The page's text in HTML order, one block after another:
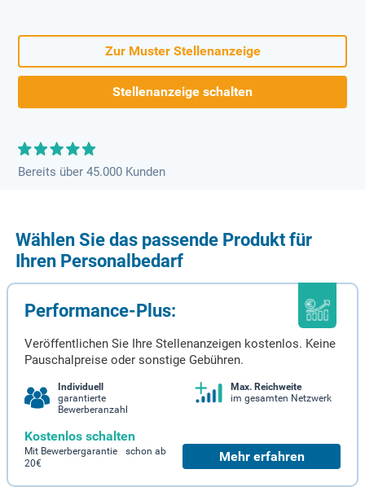
Zur Muster Stellenanzeige
Stellenanzeige schalten
Bereits über 45.000 Kunden
Wählen Sie das passende Produkt für
Ihren Personalbedarf
Performance-Plus:
Veröffentlichen Sie Ihre Stellenanzeigen kostenlos. Keine
Pauschalpreise oder sonstige Gebühren.
Individuell
garantierte
Bewerberanzahl
Max. Reichweite
im gesamten Netzwerk
Kostenlos schalten
Mit Bewerbergarantie schon ab
20€
Mehr erfahren